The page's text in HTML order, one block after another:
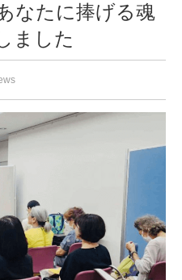
なたに捧げる魂
ました